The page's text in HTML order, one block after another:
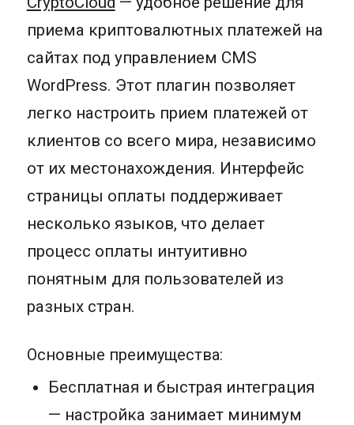
приема криптовалютных платежей на
сайтах под управлением CMS
WordPress. Этот плагин позволяет
легко настроить прием платежей от
клиентов со всего мира, независимо
от их местонахождения. Интерфейс
страницы оплаты поддерживает
несколько языков, что делает
процесс оплаты интуитивно
понятным для пользователей из
разных стран.
Основные преимущества:
Бесплатная и быстрая интеграция
— настройка занимает минимум